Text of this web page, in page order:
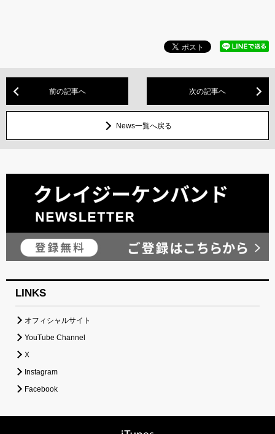
前の記事へ 次の記事へ
News一覧へ戻る
LINKS
オフィシャルサイト
YouTube Channel
X
Instagram
Facebook